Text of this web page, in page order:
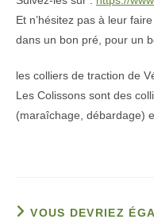
Et n’hésitez pas à leur
dans un bon pré, pour un
les colliers de traction de
Les Colissons sont des
(maraîchage, débardage)
VOUS DEVRIEZ